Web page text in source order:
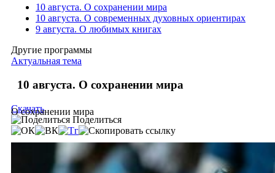
10 августа. О сохранении мира
10 августа. О современных духовных ориентирах
9 августа. О любимых книгах
Другие программы
Актуальная тема
10 августа. О сохранении мира
О сохранении мира
Скачать
Поделиться